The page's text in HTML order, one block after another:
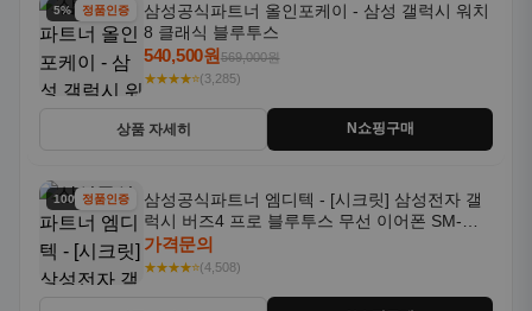
5% 할인정품인증
삼성공식파트너 올인포케이 - 삼성 갤럭시 워치
8 클래식 블루투스
540,500원569,000원
★★★★⭐(3,285)
상품 자세히 N쇼핑구매
100% 할인
정품인증
삼성공식파트너 엠디텍 - [시크릿] 삼성전자 갤
럭시 버즈4 프로 블루투스 무선 이어폰 SM-
R640N
가격문의
★★★★⭐(4,508)